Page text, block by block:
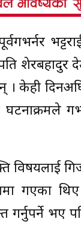
शेरबहादुर
केही
विषयलाई
गएका थिए
भए